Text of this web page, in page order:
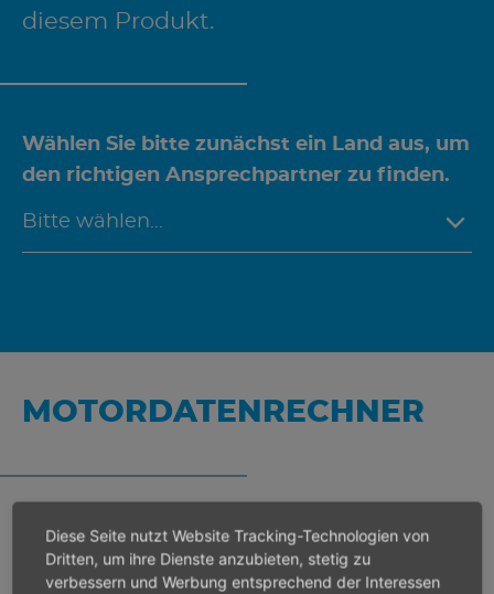
diesem Produkt.
Wählen Sie bitte zunächst ein Land aus, um
den richtigen Ansprechpartner zu finden.
MOTORDATENRECHNER
Bei Eingangsdruck 6 bar
Diese Seite nutzt Website Tracking-Technologien von
Dritten, um ihre Dienste anzubieten, stetig zu
verbessern und Werbung entsprechend der Interessen